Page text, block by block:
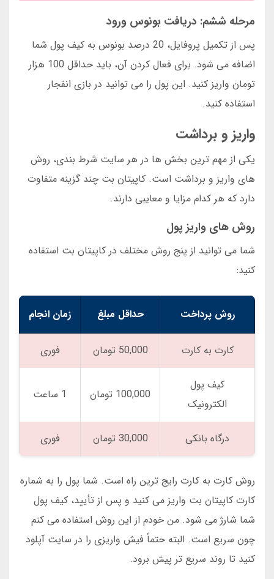
مرحله ششم: دریافت بونوس ورود
پس از تکمیل پروفایل، 20 درصد بونوس به کیف پول شما
اضافه می شود. برای فعال کردن آن، باید حداقل 100 هزار
تومان واریز کنید. این پول را می توانید در بازی انفجار
استفاده کنید.
واریز و برداشت
یکی از مهم ترین بخش ها در هر سایت شرط بندی، روش
های واریز و برداشت است. کاپیتان بت چند گزینه متفاوت
دارد که هر کدام مزایا و معایبی دارند.
روش های واریز پول
شما می توانید از پنج روش مختلف در کاپیتان بت استفاده
کنید:
روش پرداخت حداقل مبلغ زمان انجام
کارت به کارت 50,000 تومان فوری
کیف پول
الکترونیک
100,000 تومان 1 ساعت
درگاه بانکی 30,000 تومان فوری
روش کارت به کارت رایج ترین راه است. شما پول را به شماره
کارت کاپیتان بت واریز می کنید و پس از تأیید، کیف پول
شما شارژ می شود. من خودم از این روش استفاده می کنم
چون سریع است. البته حتماً فیش واریزی را در سایت آپلود
کنید تا روند سریع تر پیش برود.